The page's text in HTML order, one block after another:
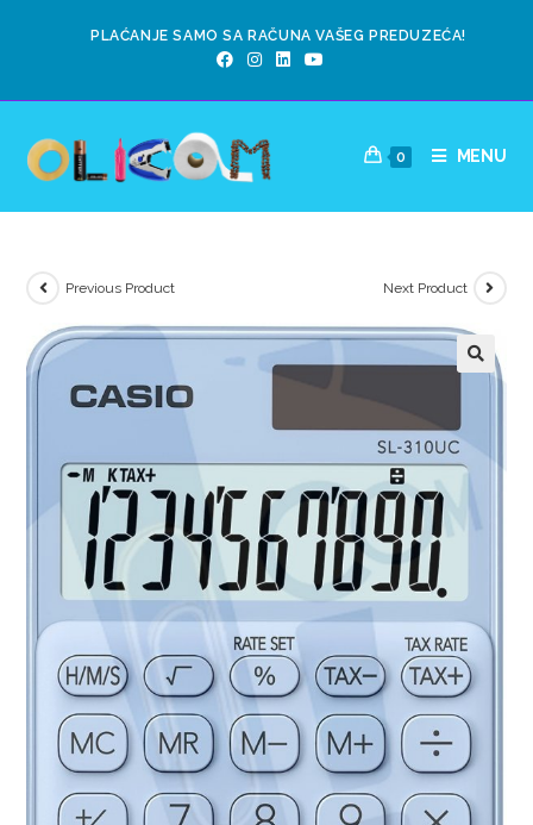
PLAĆANJE SAMO SA RAČUNA VAŠEG PREDUZEĆA!
0 MENU
Previous Product Next Product